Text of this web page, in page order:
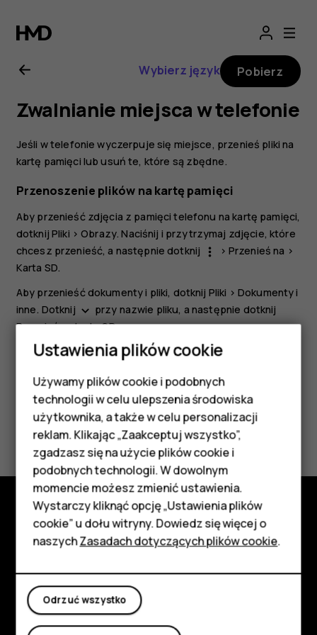
Nokia
5.3
—
instrukcja
obsługi
Smartfony
Telefony z funkcjami
podstawowymi
Akcesoria
HMD Terra M
Tablety
Moje konto
Wybierz język Pobierz
Zwalnianie miejsca w telefonie
Jeśli w telefonie wyczerpuje się miejsce, przenieś pliki na
kartę pamięci lub usuń te, które są zbędne.
Przenoszenie plików na kartę pamięci
Aby przenieść zdjęcia z pamięci telefonu na kartę pamięci,
dotknijPliki >Obrazy. Naciśnij i przytrzymaj zdjęcie, które
chcesz przenieść, a następnie dotknij
more_vert > Przenieś na >
Karta SD.
Aby przenieść dokumenty i pliki, dotknij Pliki > Dokumenty i
inne. Dotknij keyboard_arrow_down przy nazwie pliku, a następnie dotknij
Przenieś na kartę SD.
Czy te informacje były pomocne?
Tak Nie
Poznaj
Planet and people
Wsparcie
Ustawienia plików cookie
Używamy plików cookie i podobnych
technologii w celu ulepszenia środowiska
użytkownika, a także w celu personalizacji
reklam. Klikając „Zaakceptuj wszystko”,
zgadzasz się na użycie plików cookie i
podobnych technologii. W dowolnym
momencie możesz zmienić ustawienia.
Wystarczy kliknąć opcję „Ustawienia plików
cookie” u dołu witryny. Dowiedz się więcej o
naszychZasadach dotyczących plików cookie.
Odrzuć wszystko